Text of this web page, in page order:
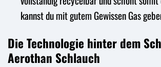
kannst du mit gutem Gewissen Gas
Die Technologie hinter dem
Aerothan Schlauch